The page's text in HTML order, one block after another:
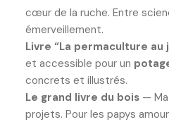
cœur de la ruche. Entre
émerveillement.
Livre “La permaculture au
et accessible pour un
concrets et illustrés.
Le grand livre du bois —
projets. Pour les papys